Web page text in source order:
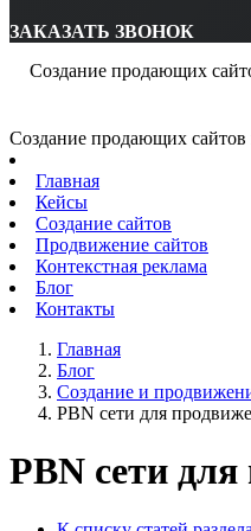
ЗАКАЗАТЬ ЗВОНОК
Создание продающих
Создание продающих сайтов
Главная
Кейсы
Создание сайтов
Продвижение сайтов
Контекстная реклама
Блог
Контакты
Главная
Блог
Создание и
PBN сети для
PBN сети